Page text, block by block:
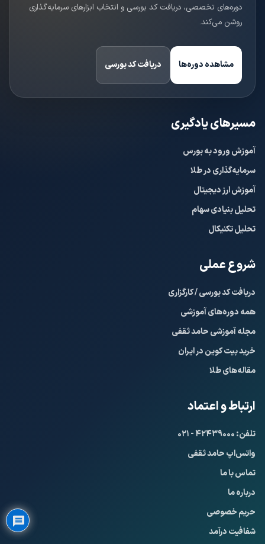
دوره‌های تخصصی، دریافت کد بورسی و انتخاب ابزارهای سرمایه‌گذاری
روشن می‌کند.
مشاهده دوره‌ها دریافت کد بورسی
مسیرهای یادگیری
آموزش ورود به بورس
سرمایه‌گذاری در طلا
آموزش ارز دیجیتال
تحلیل بنیادی سهام
تحلیل تکنیکال
شروع عملی
دریافت کد بورسی / کارگزاری
همه دوره‌های آموزشی
مجله آموزشی حامد ثقفی
خرید بیت کوین در ایران
مقاله‌های طلا
ارتباط و اعتماد
تلفن: ۴۲۴۳۹۰۰۰ - ۰۲۱
واتس‌اپ حامد ثقفی
تماس با ما
درباره ما
حریم خصوصی
شفافیت درآمد
Privacy Policy